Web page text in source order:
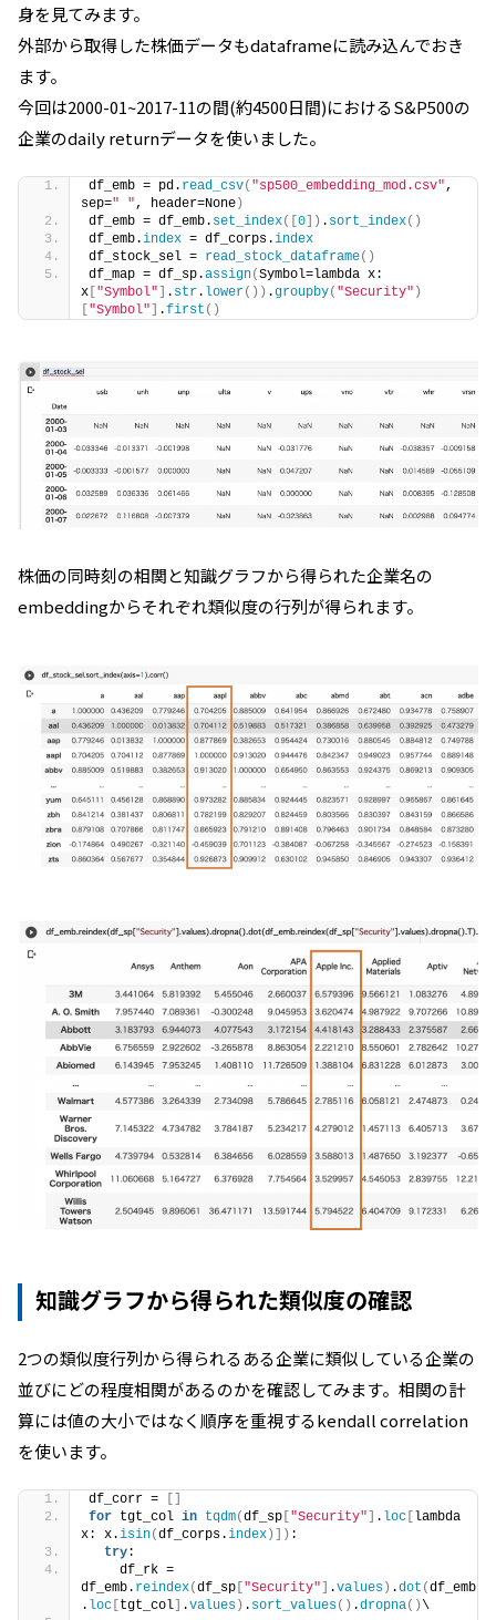
身を見てみます。
外部から取得した株価データもdataframeに読み込んでおき
ます。
今回は2000-01~2017-11の間(約4500日間)におけるS&P500の
企業のdaily returnデータを使いました。
df_emb = pd. read_csv( "sp500_embedding_mod.csv",
sep=" ", header=None )
df_emb = df_emb. set_index([ 0 ]) . sort_index()
df_emb.index = df_corps.index
df_stock_sel = read_stock_dataframe()
df_map = df_sp.assign(Symbol=lambda x:
x "Symbol" . str. lower()) .groupby( "Security" )
"Symbol" .first ()
株価の同時刻の相関と知識グラフから得られた企業名の
embeddingからそれぞれ類似度の行列が得られます。
知識グラフから得られた類似度の確認
2つの類似度行列から得られるある企業に類似している企業の
並びにどの程度相関があるのかを確認してみます。相関の計
算には値の大小ではなく順序を重視するkendall correlation
を使います。
df_corr =
[]
for tgt_col in tqdm(df_sp ["Security"] . loc [lambda
x: x.isin(df_corps.index)]) :
try:
    df_rk =
df_emb. reindex(df_sp ["Security"] .values) .dot (df_emb
. loc [tgt_col] .values) . sort_values() .dropna()\